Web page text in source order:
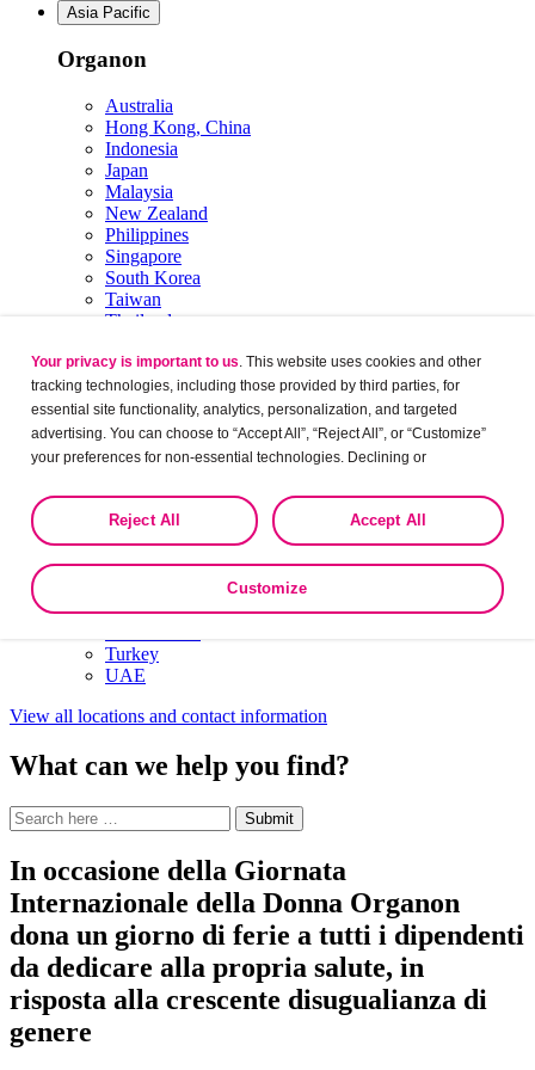
Asia Pacific
Organon
Australia
Hong Kong, China
Indonesia
Japan
Malaysia
New Zealand
Philippines
Singapore
South Korea
Taiwan
Thailand
Middle East & Africa
Organon
Egypt
Jordan
KSA
Kuwait
Lebanon
Northwest Africa French ·
Oman
Turkey
UAE
View all locations and contact information
What can we help you find?
Search
site
Search
for:
Submit
In occasione della Giornata
Internazionale della Donna Organon
dona un giorno di ferie a tutti i dipendenti
da dedicare alla propria salute, in
risposta alla crescente disugualianza di
genere
Your privacy is important to us. This website uses cookies and other
tracking technologies, including those provided by third parties, for
essential site functionality, analytics, personalization, and targeted
advertising. You can choose to “Accept All”, “Reject All”, or “Customize”
your preferences for non-essential technologies. Declining or
the collection, use, storage, and disclosure of your data in other contexts
as described in the terms of our
Privacy Policy Accept All
Reject All
Customize